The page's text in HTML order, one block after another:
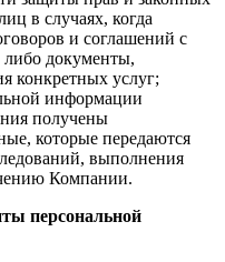
в случаях, когда
и соглашений с
документы,
конкретных услуг;
информации
получены
которые передаются
выполнения
Компании.
персональной